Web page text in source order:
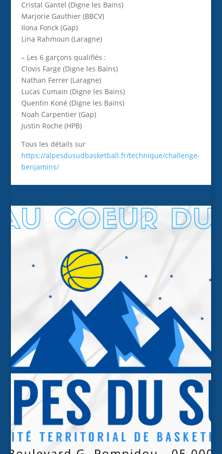
Cristal Gantel (Digne les Bains)
Marjorie Gauthier (BBCV)
Ilona Fonck (Gap)
Lina Rahmoun (Laragne)
– Les 6 garçons qualifiés :
Clovis Farge (Digne les Bains)
Nathan Ferrer (Laragne)
Lucas Cumain (Digne les Bains)
Quentin Koné (Digne les Bains)
Noah Carpentier (Gap)
Justin Roche (HPB)
Tous les détails sur
https://alpesdusudbasketball.fr/technique/challenge-
benjamins/